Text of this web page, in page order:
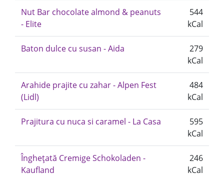
Nut Bar chocolate almond & peanuts
- Elite
544
kCal
Baton dulce cu susan - Aida
279
kCal
Arahide prajite cu zahar - Alpen Fest
(Lidl)
484
kCal
Prajitura cu nuca si caramel - La Casa
595
kCal
Înghețată Cremige Schokoladen -
Kaufland
246
kCal